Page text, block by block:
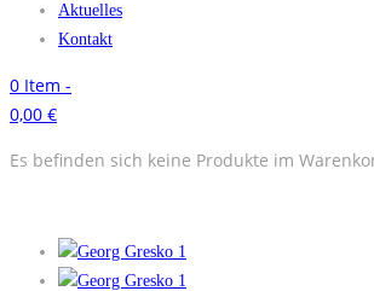
Aktuelles
Kontakt
0 Item -
0,00 €
Es befinden sich keine Produkte im